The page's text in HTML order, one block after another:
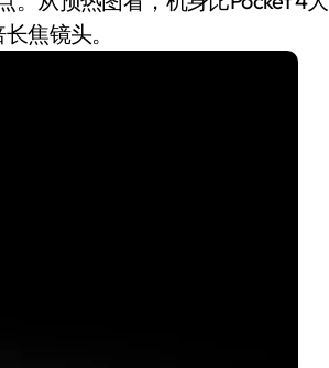
？
语权
停
线一边光伏发电
焦镜头。